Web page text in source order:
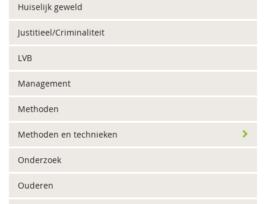
Huiselijk geweld
Justitieel/Criminaliteit
LVB
Management
Methoden
Methoden en technieken
Onderzoek
Ouderen